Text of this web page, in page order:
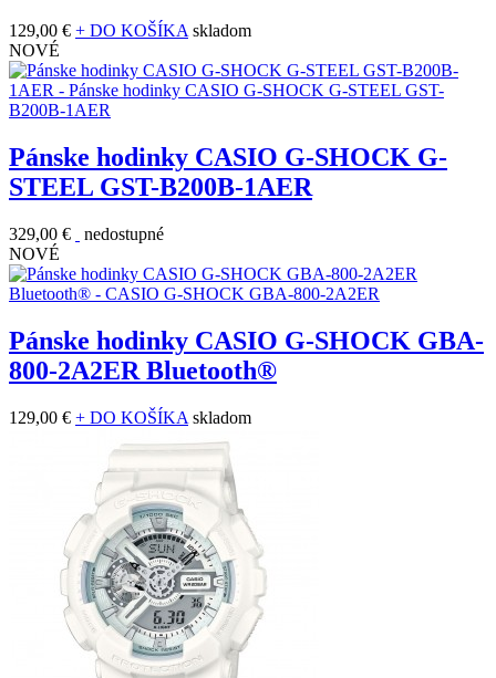
129,00 € + DO KOŠÍKA skladom
NOVÉ
Pánske hodinky CASIO G-SHOCK G-
STEEL GST-B200B-1AER
329,00 €
nedostupné
NOVÉ
Pánske hodinky CASIO G-SHOCK GBA-
800-2A2ER Bluetooth®
129,00 € + DO KOŠÍKA skladom